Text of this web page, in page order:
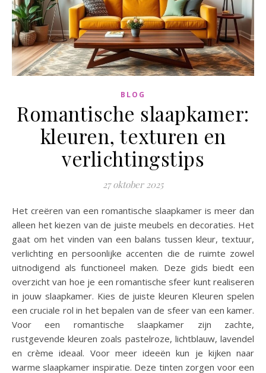
BLOG
Romantische slaapkamer:
kleuren, texturen en
verlichtingstips
27 oktober 2025
Het creëren van een romantische slaapkamer is meer dan
alleen het kiezen van de juiste meubels en decoraties. Het
gaat om het vinden van een balans tussen kleur, textuur,
verlichting en persoonlijke accenten die de ruimte zowel
uitnodigend als functioneel maken. Deze gids biedt een
overzicht van hoe je een romantische sfeer kunt realiseren
in jouw slaapkamer. Kies de juiste kleuren Kleuren spelen
een cruciale rol in het bepalen van de sfeer van een kamer.
Voor een romantische slaapkamer zijn zachte,
rustgevende kleuren zoals pastelroze, lichtblauw, lavendel
en crème ideaal. Voor meer ideeën kun je kijken naar
warme slaapkamer inspiratie. Deze tinten zorgen voor een